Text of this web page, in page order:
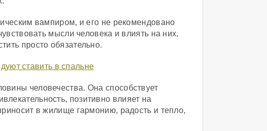
вампиром, и его не рекомендовано
мысли человека и влиять на них,
просто обязательно.
человечества. Она способствует
позитивно влияет на
в жилище гармонию, радость и тепло,